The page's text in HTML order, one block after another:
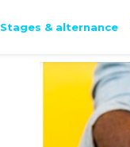
Stages & alternance